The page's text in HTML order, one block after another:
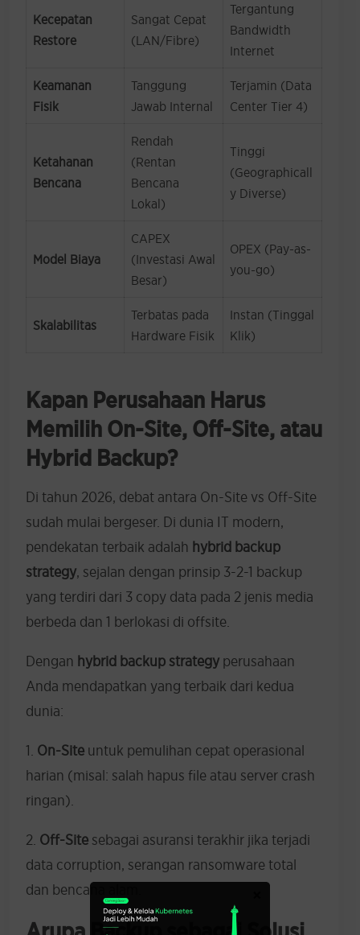
Kecepatan
Restore
Sangat Cepat
(LAN/Fibre)
Tergantung
Bandwidth
Internet
Keamanan
Fisik
Tanggung
Jawab Internal
Terjamin (Data
Center Tier 4)
Ketahanan
Bencana
Rendah
(Rentan
Bencana
Lokal)
Tinggi
(Geographicall
y Diverse)
Model Biaya
CAPEX
(Investasi Awal
Besar)
OPEX (Pay-as-
you-go)
Skalabilitas
Terbatas pada
Hardware Fisik
Instan (Tinggal
Klik)
Kapan Perusahaan Harus
Memilih On-Site, Off-Site, atau
Hybrid Backup?
Di tahun 2026, debat antara On-Site vs Off-Site
sudah mulai bergeser. Di dunia IT modern,
pendekatan terbaik adalah hybrid backup
strategy, sejalan dengan prinsip 3-2-1 backup
yang terdiri dari 3 copy data pada 2 jenis media
berbeda dan 1 berlokasi di offsite.
Dengan hybrid backup strategy perusahaan
Anda mendapatkan yang terbaik dari kedua
dunia:
1. On-Site untuk pemulihan cepat operasional
harian (misal: salah hapus file atau server crash
ringan).
2. Off-Site sebagai asuransi terakhir jika terjadi
data corruption, serangan ransomware total
dan bencana alam.